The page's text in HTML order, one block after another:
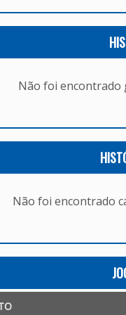
Não foi encontrado
Não foi encontrado